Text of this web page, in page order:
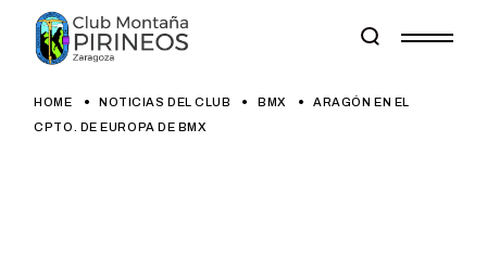
content
HOME NOTICIAS DEL CLUB BMX
ARAGÓN EN EL
CPTO. DE EUROPA DE BMX